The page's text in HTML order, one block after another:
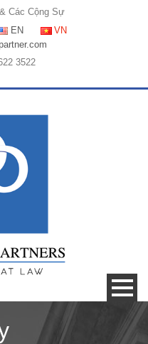
Các Cộng Sự
EN
VN
3522